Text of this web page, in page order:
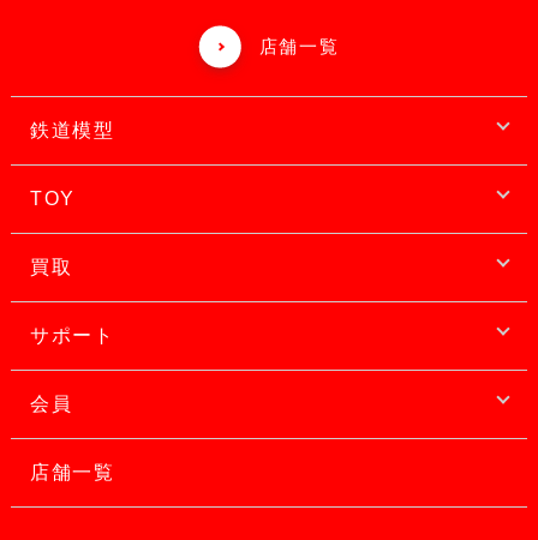
店舗一覧
鉄道模型
TOY
買取
サポート
会員
店舗一覧